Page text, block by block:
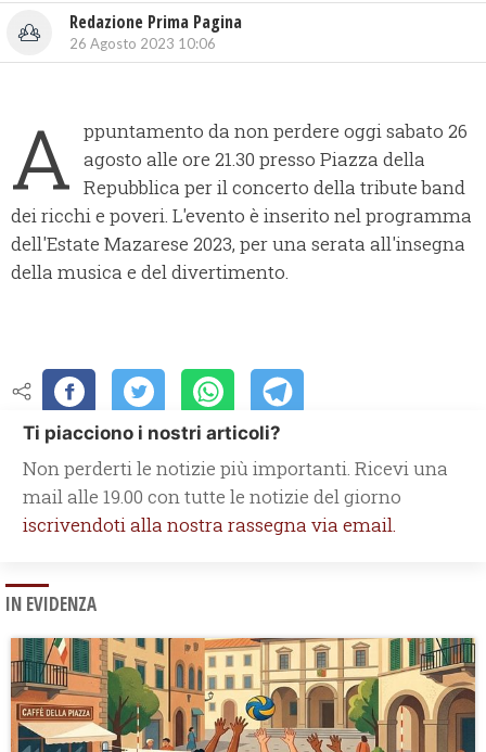
Redazione Prima Pagina
26 Agosto 2023 10:06
A ppuntamento da non perdere oggi sabato 26
agosto alle ore 21.30 presso Piazza della
Repubblica per il concerto della tribute band
dei ricchi e poveri. L'evento è inserito nel programma
dell'Estate Mazarese 2023, per una serata all'insegna
della musica e del divertimento.
Ti piacciono i nostri articoli?
Non perderti le notizie più importanti. Ricevi una
mail alle 19.00 con tutte le notizie del giorno
iscrivendoti alla nostra rassegna via email.
IN EVIDENZA